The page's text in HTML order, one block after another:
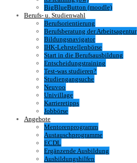
BigBlueButton (moodle)
Berufs- u. Studienwahl
Berufsorientierung
Berufsberatung der Arbeitsagentur
Bildungsnavigator
IHK-Lehrstellenbörse
Start in die Berufsausbildung
Entscheidungstraining
Test-was studieren?
Studiengangsuche
Neuvoo
Univillage
Karrieretipps
Jobbörse
Angebote
Mentorenprogramm
Austauschprogramme
ECDL
Ergänzende Ausbildung
Ausbildungshilfen